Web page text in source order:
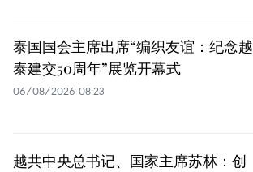
泰国国会主席出席“编织友谊：纪念越
泰建交50周年”展览开幕式
06/08/2026 08:23
越共中央总书记、国家主席苏林：创